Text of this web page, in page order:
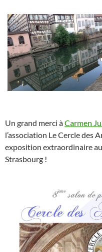
Un grand merci àCarmen
l’association Le Cercle des
exposition extraordinaire
Strasbourg !